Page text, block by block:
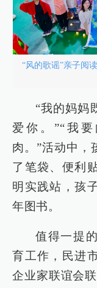
“风的歌谣”亲子阅
“我的妈妈
爱你。”“我
肉。”活动中，
了笔袋、便利
明实践站，孩
年图书。
值得一提
育工作，民进
企业家联谊会